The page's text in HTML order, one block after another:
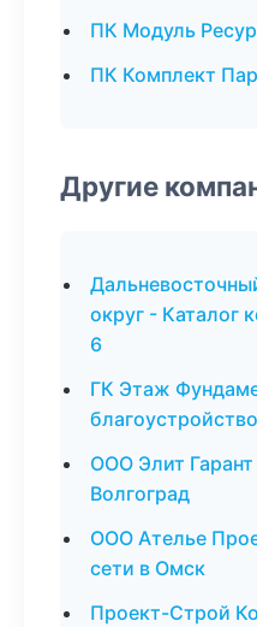
ПК Модуль
ПК Комплект
Другие
округ - Каталог
6
ГК Этаж
ООО Элит
Волгоград
ООО Ателье
сети в Омск
Проект-Строй